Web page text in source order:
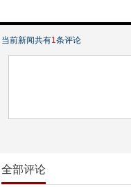
当前新闻共有1条评论
全部评论